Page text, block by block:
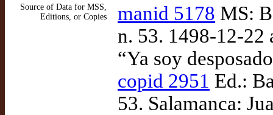
Source of Data for MSS,
Editions, or Copies
manid 5178 MS:
n. 53. 1498-12-22
“Ya soy
copid 2951 Ed.:
53. Salamanca: